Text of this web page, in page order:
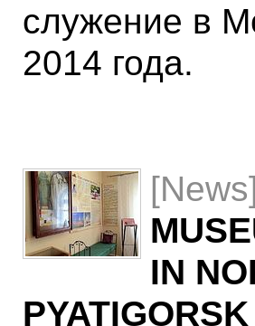
служение в
2014 года.
[News]
IN
PYATIGORSK